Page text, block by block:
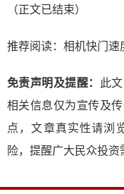
（正文已结束）
推荐阅读： 相机快门速
免责声明及提醒：
此
相关信息仅为宣传及
点，文章真实性请浏
险，提醒广大民众投资